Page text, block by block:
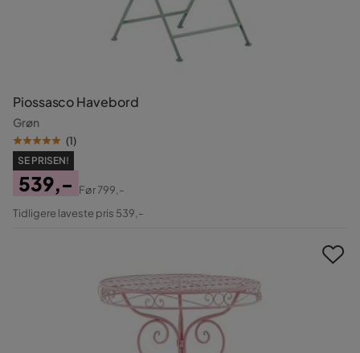
Piossasco Havebord
Grøn
(1)
SE PRISEN!
Pris
539,-
Original
Før799,-
Tidligere laveste pris 539,-